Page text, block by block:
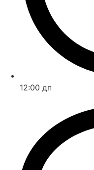
12:00 дп